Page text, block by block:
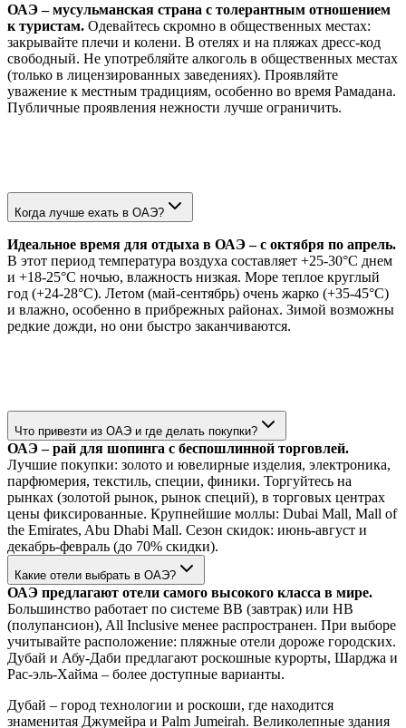
ОАЭ – мусульманская страна с толерантным отношением
к туристам. Одевайтесь скромно в общественных местах:
закрывайте плечи и колени. В отелях и на пляжах дресс-код
свободный. Не употребляйте алкоголь в общественных местах
(только в лицензированных заведениях). Проявляйте
уважение к местным традициям, особенно во время Рамадана.
Публичные проявления нежности лучше ограничить.
Когда лучше ехать в ОАЭ?
Идеальное время для отдыха в ОАЭ – с октября по апрель.
В этот период температура воздуха составляет +25-30°C днем
и +18-25°C ночью, влажность низкая. Море теплое круглый
год (+24-28°C). Летом (май-сентябрь) очень жарко (+35-45°C)
и влажно, особенно в прибрежных районах. Зимой возможны
редкие дожди, но они быстро заканчиваются.
Что привезти из ОАЭ и где делать покупки?
ОАЭ – рай для шопинга с беспошлинной торговлей.
Лучшие покупки: золото и ювелирные изделия, электроника,
парфюмерия, текстиль, специи, финики. Торгуйтесь на
рынках (золотой рынок, рынок специй), в торговых центрах
цены фиксированные. Крупнейшие моллы: Dubai Mall, Mall of
the Emirates, Abu Dhabi Mall. Сезон скидок: июнь-август и
декабрь-февраль (до 70% скидки).
Какие отели выбрать в ОАЭ?
ОАЭ предлагают отели самого высокого класса в мире.
Большинство работает по системе BB (завтрак) или HB
(полупансион), All Inclusive менее распространен. При выборе
учитывайте расположение: пляжные отели дороже городских.
Дубай и Абу-Даби предлагают роскошные курорты, Шарджа и
Рас-эль-Хайма – более доступные варианты.
Дубай – город технологии и роскоши, где находится
знаменитая Джумейра и Palm Jumeirah. Великолепные здания